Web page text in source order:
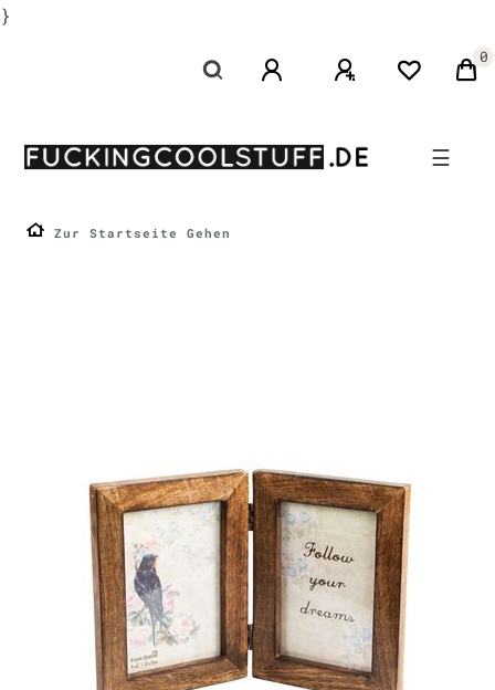
}
0
☰
Zur Startseite Gehen